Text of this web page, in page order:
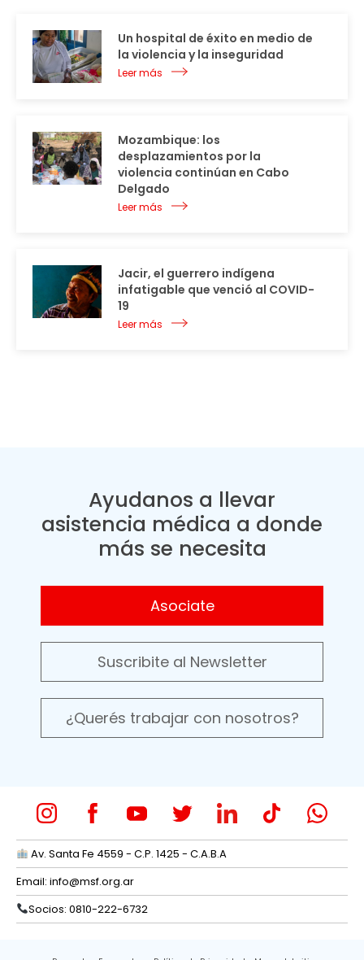
Un hospital de éxito en medio de
la violencia y la inseguridad
Leer más
Mozambique: los
desplazamientos por la
violencia continúan en Cabo
Delgado
Leer más
Jacir, el guerrero indígena
infatigable que venció al COVID-
19
Leer más
Ayudanos a llevar
asistencia médica a donde
más se necesita
Asociate
Suscribite al Newsletter
¿Querés trabajar con nosotros?
Av. Santa Fe 4559 - C.P. 1425 - C.A.B.A
Email: info@msf.org.ar
Socios: 0810-222-6732